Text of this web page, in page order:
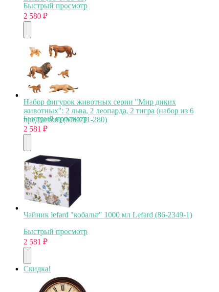
Быстрый просмотр
2 580 ₽
Набор фигурок животных серии "Мир диких
животных": 2 льва, 2 леопарда, 2 тигра (набор из 6
предметов) (MM211-280)
Быстрый просмотр
2 581 ₽
Чайник lefard "кобальт" 1000 мл Lefard (86-2349-1)
Быстрый просмотр
2 581 ₽
Скидка!